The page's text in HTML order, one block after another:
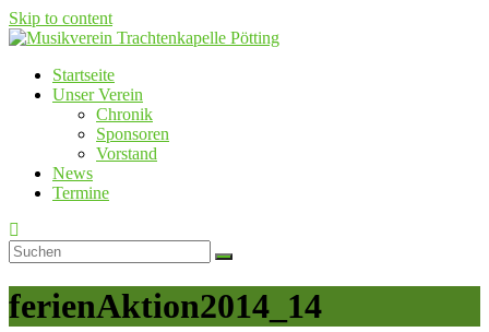
Skip to content
Musikverein Trachtenkapelle Pötting
Startseite
Unser Verein
Chronik
Sponsoren
Vorstand
News
Termine
ferienAktion2014_14